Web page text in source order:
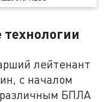
лейтенант
с началом
БПЛА